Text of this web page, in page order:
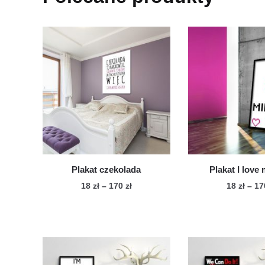
Plakat czekolada
18 zł – 170 złZakres
170 zł
ma
wiele
Plakat I love
18 zł –
ma